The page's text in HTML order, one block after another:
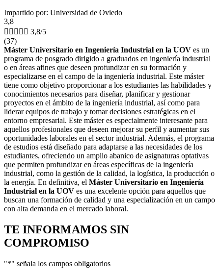
Impartido por: Universidad de Oviedo
3,8
     3,8/5
(37)
Máster Universitario en Ingeniería Industrial en la UOV es un
programa de posgrado dirigido a graduados en ingeniería industrial
o en áreas afines que deseen profundizar en su formación y
especializarse en el campo de la ingeniería industrial. Este máster
tiene como objetivo proporcionar a los estudiantes las habilidades y
conocimientos necesarios para diseñar, planificar y gestionar
proyectos en el ámbito de la ingeniería industrial, así como para
liderar equipos de trabajo y tomar decisiones estratégicas en el
entorno empresarial. Este máster es especialmente interesante para
aquellos profesionales que deseen mejorar su perfil y aumentar sus
oportunidades laborales en el sector industrial. Además, el programa
de estudios está diseñado para adaptarse a las necesidades de los
estudiantes, ofreciendo un amplio abanico de asignaturas optativas
que permiten profundizar en áreas específicas de la ingeniería
industrial, como la gestión de la calidad, la logística, la producción o
la energía. En definitiva, el Máster Universitario en Ingeniería
Industrial en la UOV es una excelente opción para aquellos que
buscan una formación de calidad y una especialización en un campo
con alta demanda en el mercado laboral.
TE INFORMAMOS SIN
COMPROMISO
"*" señala los campos obligatorios